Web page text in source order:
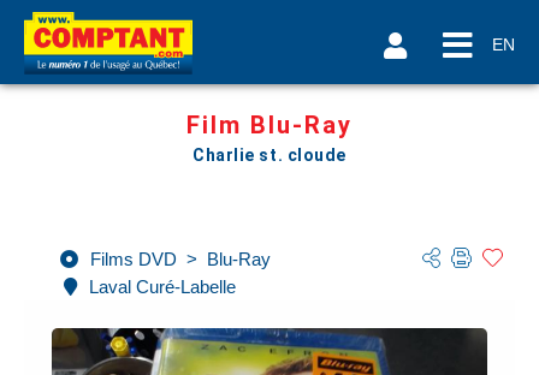
EN
Film Blu-Ray
Charlie st. cloude
Films DVD > Blu-Ray
Laval Curé-Labelle